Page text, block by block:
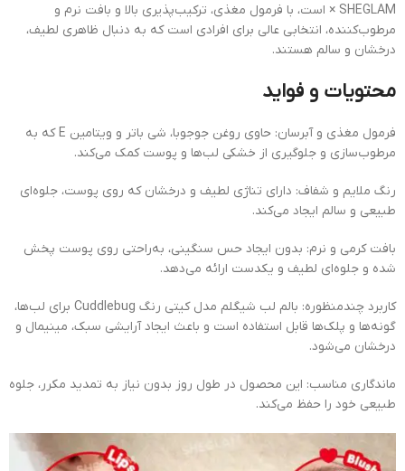
× SHEGLAM است، با فرمول مغذی، ترکیب‌پذیری بالا و بافت نرم و
مرطوب‌کننده، انتخابی عالی برای افرادی است که به دنبال ظاهری لطیف،
درخشان و سالم هستند.
محتویات و فواید
فرمول مغذی و آبرسان: حاوی روغن جوجوبا، شی باتر و ویتامین E که به
مرطوب‌سازی و جلوگیری از خشکی لب‌ها و پوست کمک می‌کند.
رنگ ملایم و شفاف: دارای تناژی لطیف و درخشان که روی پوست، جلوه‌ای
طبیعی و سالم ایجاد می‌کند.
بافت کرمی و نرم: بدون ایجاد حس سنگینی، به‌راحتی روی پوست پخش
شده و جلوه‌ای لطیف و یکدست ارائه می‌دهد.
کاربرد چندمنظوره: بالم لب شیگلم مدل کیتی رنگ Cuddlebug برای لب‌ها،
گونه‌ها و پلک‌ها قابل استفاده است و باعث ایجاد آرایشی سبک، مینیمال و
درخشان می‌شود.
ماندگاری مناسب: این محصول در طول روز بدون نیاز به تمدید مکرر، جلوه
طبیعی خود را حفظ می‌کند.